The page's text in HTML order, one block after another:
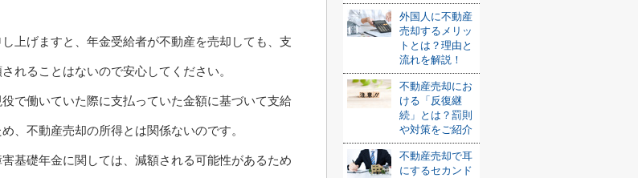
上げますと、年金受給者が不動産を売却しても、支
れることはないので安心してください。
で働いていた際に支払っていた金額に基づいて支給
、不動産売却の所得とは関係ないのです。
害基礎年金に関しては、減額される可能性があるため
外国人に不動産
売却するメリッ
トとは？理由と
流れを解説！
不動産売却にお
ける「反復継
続」とは？罰則
や対策をご紹介
不動産売却で耳
にするセカンド